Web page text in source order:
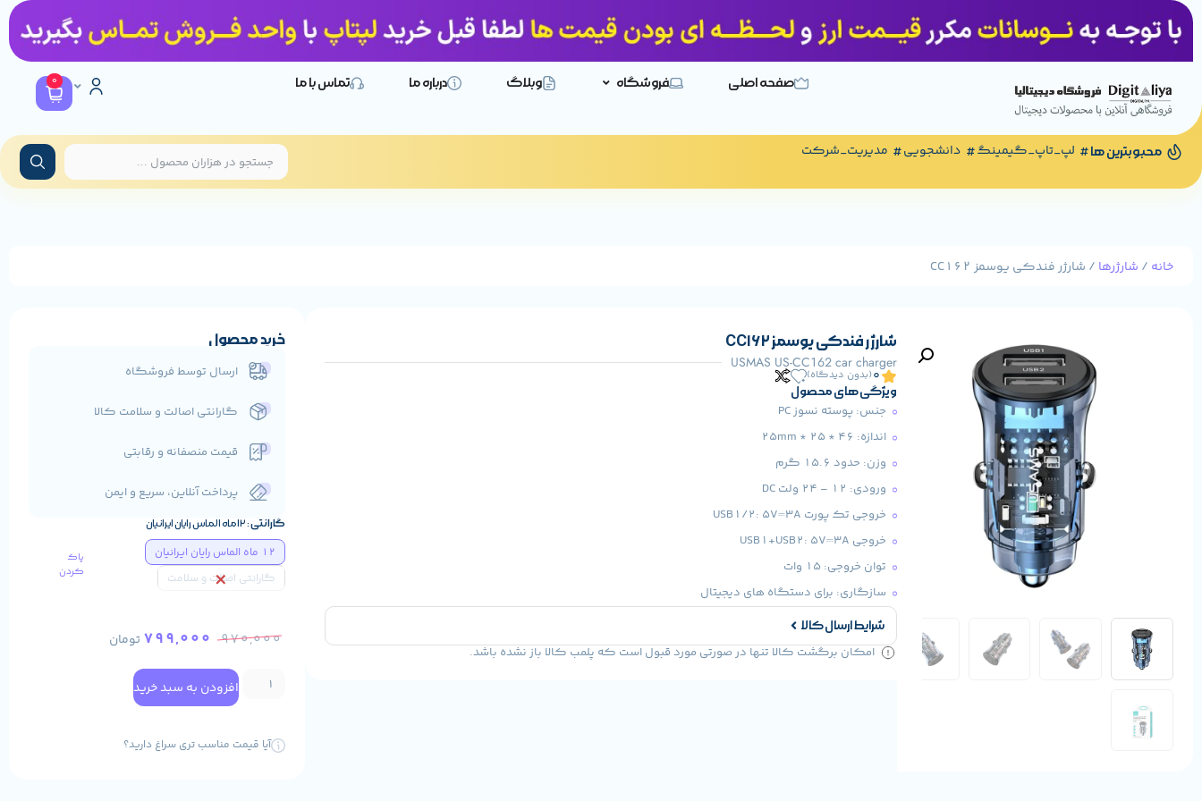
صفحه اصلی فروشگاه وبلاگ درباره ما تماس با ما 0
محبوبترین ها لپ_تاپ_گیمینگ دانشجویی مدیریت_شرکت
خانه / شارژرها / شارژر فندکی یوسمز CC162
شارژر فندکی یوسمز CC162
USMAS US-CC162 car charger
0(بدون دیدگاه)
ویژگی های محصول
جنس: پوسته نسوز PC
اندازه: 46 * 25 * 25mm
وزن: حدود 15.6 گرم
ورودی: 12 – 24 ولت DC
خروجی تک پورت USB1/2: 5V⎓3A
خروجی USB1+USB2: 5V⎓3A
توان خروجی: 15 وات
سازگاری: برای دستگاه های دیجیتال
شرایط ارسال کالا
امکان برگشت کالا تنها در صورتی مورد قبول است که پلمب کالا باز نشده باشد.
خرید محصول
ارسال توسط فروشگاه
گارانتی اصالت و سلامت کالا
قیمت منصفانه و رقابتی
پرداخت آنلاین، سریع و ایمن
گارانتی 12 ماه الماس رایان ایرانیان
12 ماه الماس رایان ایرانیان
گارانتی اصالت و سلامت
پاک
کردن
970,000
799,000تومان
افزودن به سبد خرید
آیا قیمت مناسب تری سراغ دارید؟